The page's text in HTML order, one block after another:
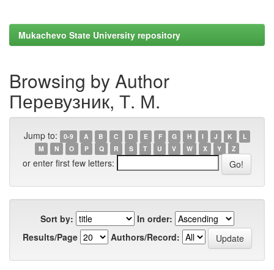
Mukachevo State University repository
Browsing by Author
Перевузник, Т. М.
Jump to: 0-9 A B C D E F G H I J K
L
M
N O P Q R S T U V W X Y Z
or enter first few letters:
Sort by:
In order:
Results/Page
Authors/Record: